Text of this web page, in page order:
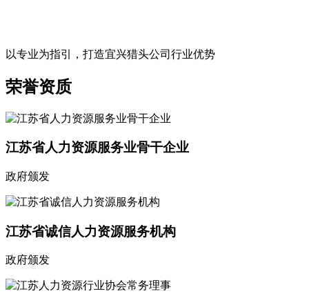
以专业为指引，打造宜兴猎头公司行业优势
荣誉资质
江苏省人力资源服务业骨干企业
政府颁发
江苏省诚信人力资源服务机构
政府颁发